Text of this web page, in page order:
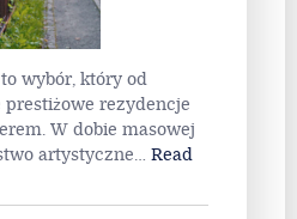
wybór, który od
rezydencje
W dobie masowej
artystyczne… Read